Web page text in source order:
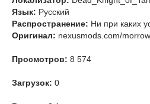
Язык: Русский
Распространение: Ни при каких
Оригинал: nexusmods.com/
Просмотров: 8 574
Загрузок: 0